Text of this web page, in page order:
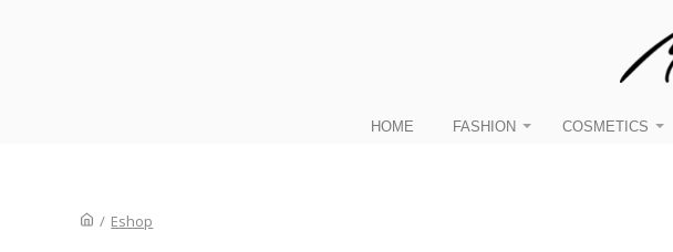
HOME FASHION COSMETICS
/ Eshop